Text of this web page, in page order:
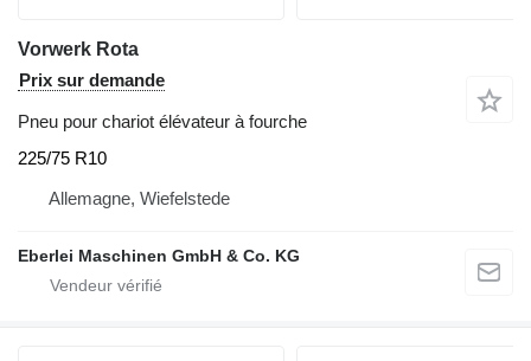
Vorwerk Rota
Prix sur demande
Pneu pour chariot élévateur à fourche
225/75 R10
Allemagne, Wiefelstede
Eberlei Maschinen GmbH & Co. KG